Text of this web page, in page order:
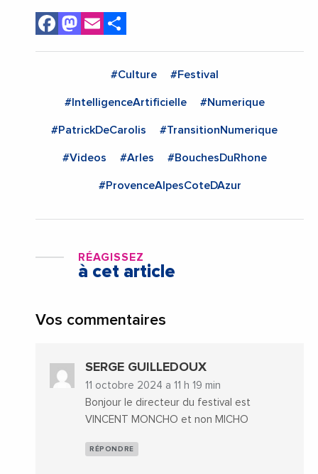
Facebook
Mastodon
Email
#Culture #Festival
#IntelligenceArtificielle #Numerique
#PatrickDeCarolis #TransitionNumerique
#Videos #Arles #BouchesDuRhone
#ProvenceAlpesCoteDAzur
RÉAGISSEZ
à cet article
Vos commentaires
SERGE GUILLEDOUX
11 octobre 2024 a 11 h 19 min
Bonjour le directeur du festival est
VINCENT MONCHO et non MICHO
RÉPONDRE